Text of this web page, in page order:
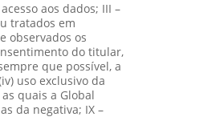
aos dados; III –
tratados em
observados os
do titular,
que possível, a
uso exclusivo da
quais a Global
da negativa; IX –